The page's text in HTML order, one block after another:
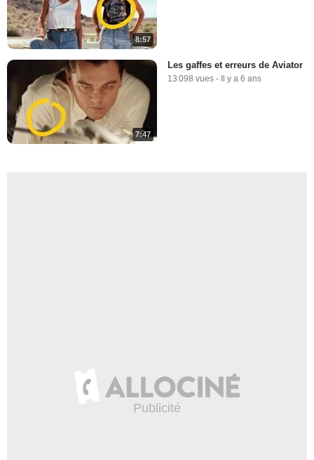
8:57
7:47
Les gaffes et erreurs de Aviator
13 098 vues - Il y a 6 ans